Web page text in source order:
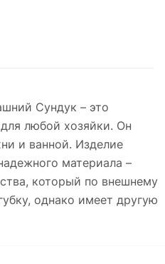
Сундук – это
любой хозяйки. Он
и ванной. Изделие
материала –
который по внешнему
однако имеет другую